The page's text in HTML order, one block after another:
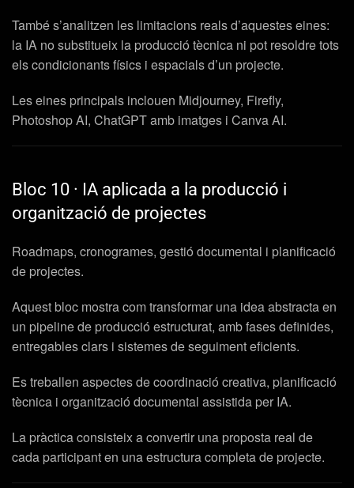
També s’analitzen les limitacions reals d’aquestes eines:
la IA no substitueix la producció tècnica ni pot resoldre tots
els condicionants físics i espacials d’un projecte.
Les eines principals inclouen Midjourney, Firefly,
Photoshop AI, ChatGPT amb imatges i Canva AI.
Bloc 10 · IA aplicada a la producció i
organització de projectes
Roadmaps, cronogrames, gestió documental i planificació
de projectes.
Aquest bloc mostra com transformar una idea abstracta en
un pipeline de producció estructurat, amb fases definides,
entregables clars i sistemes de seguiment eficients.
Es treballen aspectes de coordinació creativa, planificació
tècnica i organització documental assistida per IA.
La pràctica consisteix a convertir una proposta real de
cada participant en una estructura completa de projecte.